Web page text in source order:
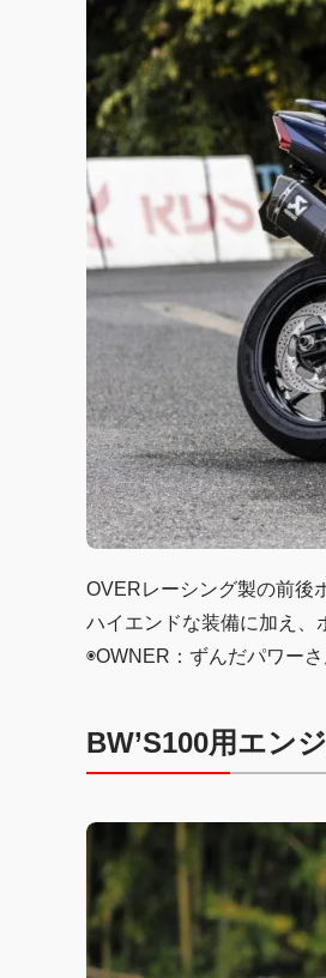
OVERレーシング製の前後
ハイエンドな装備に加え、
◉OWNER：ずんだパワー
BW’S100用エン